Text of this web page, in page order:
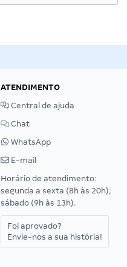
ATENDIMENTO
Central de ajuda
Chat
WhatsApp
E-mail
Horário de atendimento:
segunda a sexta (8h às 20h),
sábado (9h às 13h).
Foi aprovado?
Envie-nos a sua história!